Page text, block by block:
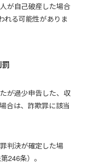
が自己破産した場合
れる可能性がありま
が過少申告した、収
合は、詐欺罪に該当
判決が確定した場
246条）。